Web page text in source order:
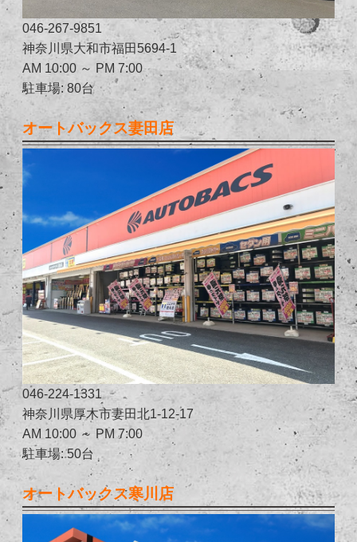
046-267-9851
神奈川県大和市福田5694-1
AM 10:00 ～ PM 7:00
駐車場: 80台
オートバックス妻田店
046-224-1331
神奈川県厚木市妻田北1-12-17
AM 10:00 ～ PM 7:00
駐車場: 50台
オートバックス寒川店